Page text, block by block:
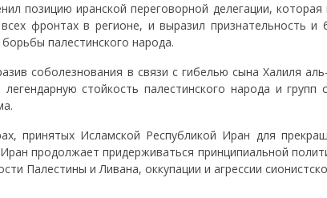
позицию иранской переговорной делегации, которая
фронтах в регионе, и выразил признательность и
палестинского народа.
соболезнования в связи с гибелью сына Халиля
стойкость палестинского народа и групп
принятых Исламской Республикой Иран для
продолжает придерживаться принципиальной
Палестины и Ливана, оккупации и агрессии